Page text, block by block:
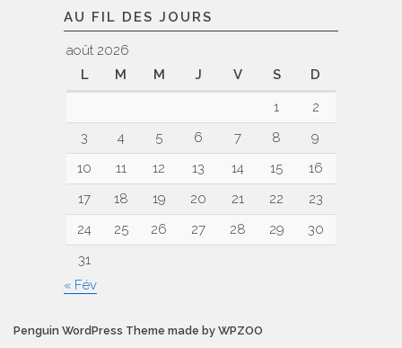
AU FIL DES JOURS
août 2026
L
M M J V S
D
1
2
3
4 5 6 7 8
9
10
11 12 13 14 15
16
17
18 19 20 21 22
23
24
25 26 27 28 29
30
31
« Fév
Penguin WordPress Theme made by WPZOO